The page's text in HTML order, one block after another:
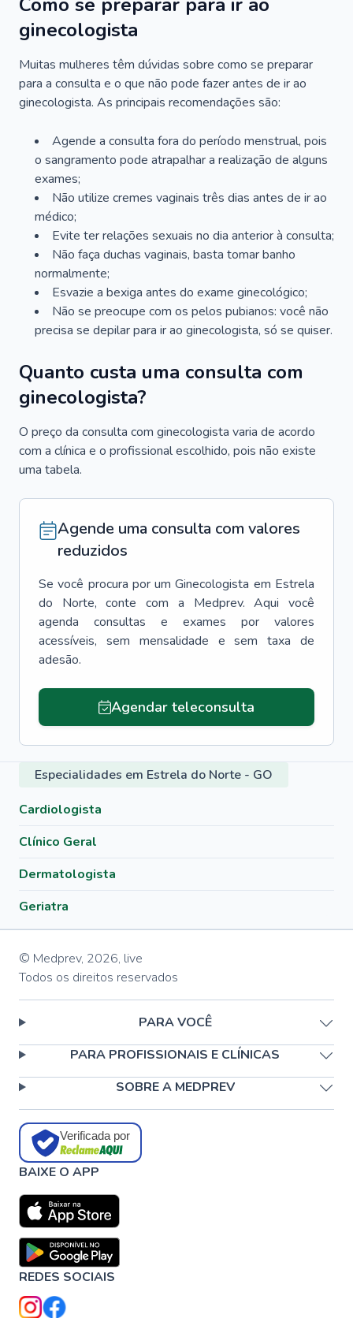
ginecologista
Muitas mulheres têm dúvidas sobre como se preparar
para a consulta e o que não pode fazer antes de ir ao
ginecologista. As principais recomendações são:
Agende a consulta fora do período menstrual, pois
o sangramento pode atrapalhar a realização de alguns
exames;
Não utilize cremes vaginais três dias antes de ir ao
médico;
Evite ter relações sexuais no dia anterior à consulta;
Não faça duchas vaginais, basta tomar banho
normalmente;
Esvazie a bexiga antes do exame ginecológico;
Não se preocupe com os pelos pubianos: você não
precisa se depilar para ir ao ginecologista, só se quiser.
Quanto custa uma consulta com
ginecologista?
O preço da consulta com ginecologista varia de acordo
com a clínica e o profissional escolhido, pois não existe
uma tabela.
Agende uma consulta com valores
reduzidos
Se você procura por um Ginecologista em Estrela
do Norte, conte com a Medprev. Aqui você
agenda consultas e exames por valores
acessíveis, sem mensalidade e sem taxa de
adesão.
Agendar teleconsulta
Especialidades em Estrela do Norte - GO
Cardiologista
Clínico Geral
Dermatologista
Geriatra
© Medprev, 2026, live
Todos os direitos reservados
PARA VOCÊ
PARA PROFISSIONAIS E CLÍNICAS
SOBRE A MEDPREV
Verificada por
BAIXE O APP
REDES SOCIAIS